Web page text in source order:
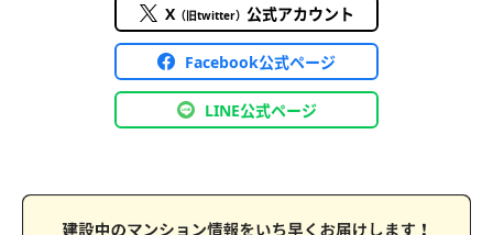
X（旧twitter） 公式アカウント
Facebook公式ページ
LINE公式ページ